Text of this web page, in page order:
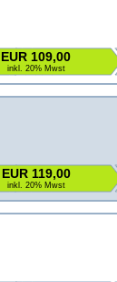
EUR 109,00
inkl. 20% Mwst
EUR 119,00
inkl. 20% Mwst